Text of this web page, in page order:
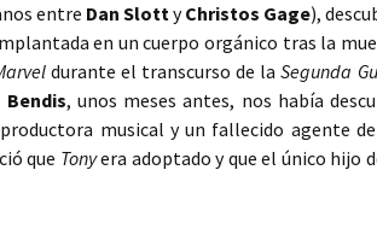
entre Dan SlottyChristos Gage),
en un cuerpo orgánico tras la
durante el transcurso de laSegunda
Bendis, unos meses antes, nos había
musical y un fallecido agente
que Tonyera adoptado y que el único hijo